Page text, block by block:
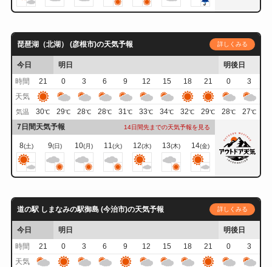
琵琶湖（北湖） (彦根市)の天気予報 詳しくみる
今日 明日
明後日
時間
21 0 3 6 9 12 15 18 21 0
3
天気
気温 30℃ 29℃ 28℃ 28℃ 31℃ 33℃ 34℃ 32℃ 29℃ 28℃ 27℃
7日間天気予報 14日間先までの天気予報を見る
8(土) 9(日) 10(月) 11(火) 12(水) 13(木) 14(金)
道の駅 しまなみの駅御島 (今治市)の天気予報 詳しくみる
今日 明日
明後日
時間
21 0 3 6 9 12 15 18 21 0
3
天気